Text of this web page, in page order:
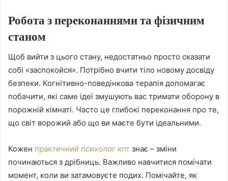
Робота з переконаннями та фізичним
станом
Щоб вийти з цього стану, недостатньо просто сказати
собі «заспокойся». Потрібно вчити тіло новому досвіду
безпеки. Когнітивно-поведінкова терапія допомагає
побачити, які саме ідеї змушують вас тримати оборону в
порожній кімнаті. Часто це глибокі переконання про те,
що світ ворожий або що ви маєте бути ідеальними.
Кожен практичний психолог кпт знає – зміни
починаються з дрібниць. Важливо навчитися помічати
момент, коли ви затамовуєте подих. Помічайте, як